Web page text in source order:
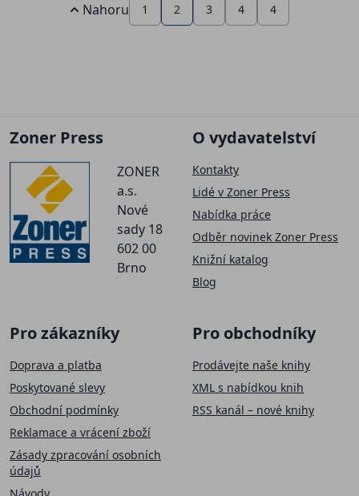
Nahoru 1 2 3 4 4
Zoner Press
ZONER
a.s.
Nové
sady 18
602 00
Brno
O vydavatelství
Kontakty
Lidé v Zoner Press
Nabídka práce
Odběr novinek Zoner Press
Knižní katalog
Blog
Pro zákazníky
Doprava a platba
Poskytované slevy
Obchodní podmínky
Reklamace a vrácení zboží
Zásady zpracování osobních
údajů
Návody
Pro obchodníky
Prodávejte naše knihy
XML s nabídkou knih
RSS kanál – nové knihy